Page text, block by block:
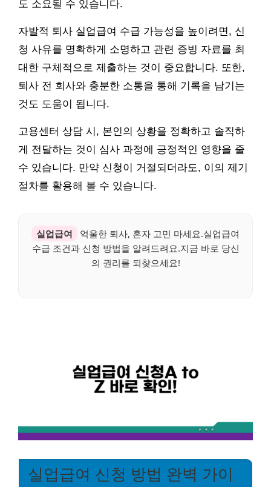
도 소요될 수 있습니다.
자발적 퇴사 실업급여 수급 가능성을 높이려면, 신
청 사유를 명확하게 소명하고 관련 증빙 자료를 최
대한 구체적으로 제출하는 것이 중요합니다. 또한,
퇴사 전 회사와 충분한 소통을 통해 기록을 남기는
것도 도움이 됩니다.
고용센터 상담 시, 본인의 상황을 정확하고 솔직하
게 전달하는 것이 심사 과정에 긍정적인 영향을 줄
수 있습니다. 만약 신청이 거절되더라도, 이의 제기
절차를 활용해 볼 수 있습니다.
실업급여
억울한 퇴사, 혼자 고민 마세요.실업급여
수급 조건과 신청 방법을 알려드려요.지금 바로 당신
의 권리를 되찾으세요!
실업급여 신청 방법 완벽 가이